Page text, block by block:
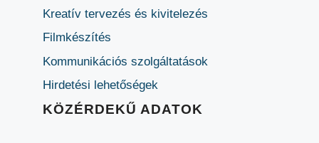
Kreatív tervezés és kivitelezés
Filmkészítés
Kommunikációs szolgáltatások
Hirdetési lehetőségek
KÖZÉRDEKŰ ADATOK